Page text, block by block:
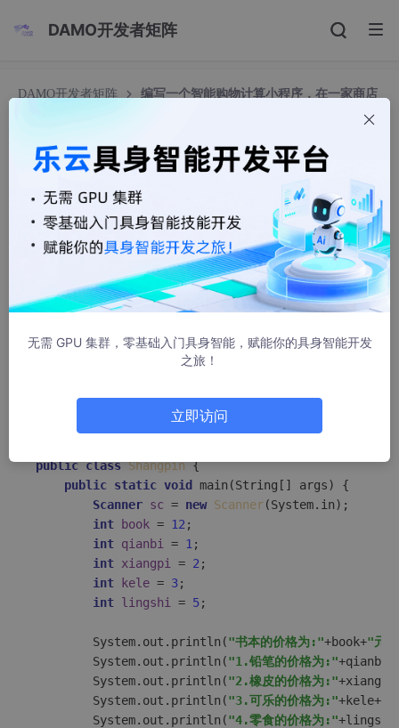
DAMO开发者矩阵
DAMO开发者矩阵
编写一个智能购物计算小程序，在一家商店
必须购买一本书，剩余的钱还可以购买哪种商品，可以购买几件，
编写一个智能购物计算小程序，在一家商店有书
本、铅笔、橡皮、可乐、零食五种商品，假如你带
了20元，且必须购买一本书，剩余的钱还可以购买
哪种商品，可以购买几件，购买完后又能剩余多少
钱？
BO2345
java.util.Scanner;
public class Shangpin {
public static void main (String[] args)
{
Scanner sc = new Scanner(System.in);
int
book = 12 ;
int qianbi = 1 ;
int xiangpi = 2 ;
int
kele = 3;
int lingshi = 5;
        System.out.println(
"书本的价格为:"+book+"元,
        System.out.println(
"1.铅笔的价格为:"+qianbi+
        System.out.println(
"2.橡皮的价格为:"
        System.out.println(
"3.可乐的价格为:"+kele+
        System.out.println(
"4.零食的价格为:"
无需 GPU 集群，零基础入门具身智能，赋能你的具身智能开发
之旅！
立即访问